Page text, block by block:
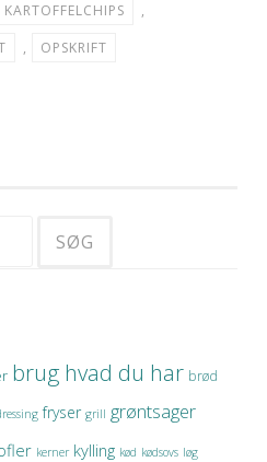
KARTOFFELCHIPS
,
,
OPSKRIFT
brug hvad du har brød
fryser grill grøntsager
kerner kylling kød kødsovs løg